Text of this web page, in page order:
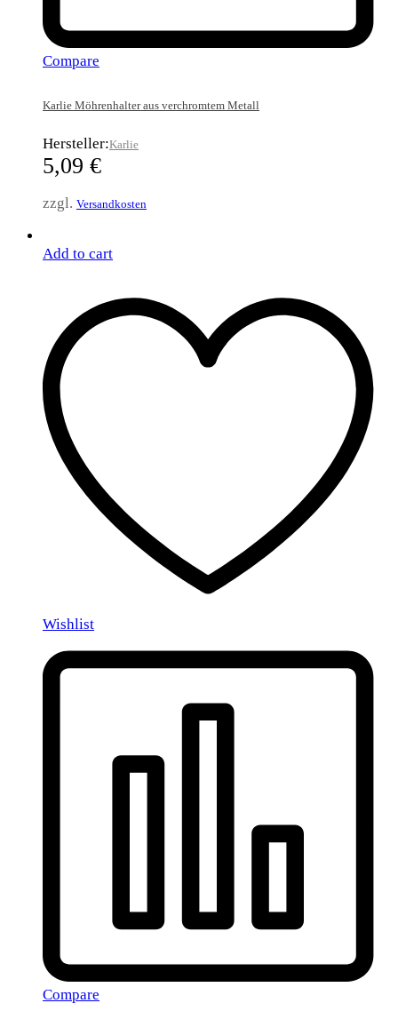
Compare
Karlie Möhrenhalter aus verchromtem Metall
Hersteller:Karlie
5,09 €
zzgl. Versandkosten
Add to cart
Wishlist
Compare